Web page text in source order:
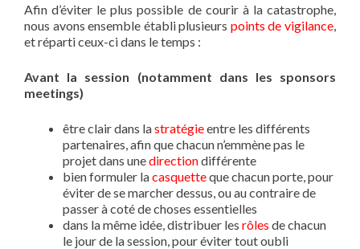
Afin d’éviter le plus possible de courir à la catastrophe,
nous avons ensemble établi plusieurs points de vigilance,
et réparti ceux-ci dans le temps :
Avant la session (notamment dans les sponsors
meetings)
être clair dans lastratégieentre les différents
partenaires, afin que chacun n’emmène pas le
projet dans unedirectiondifférente
bien formuler lacasquetteque chacun porte, pour
éviter de se marcher dessus, ou au contraire de
passer à coté de choses essentielles
dans la même idée, distribuer les rôles de chacun
le jour de la session, pour éviter tout oubli